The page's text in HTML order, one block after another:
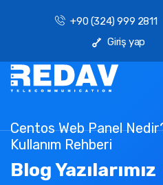
+90 (324) 999 2811
Giriş yap
Centos Web Panel
Kullanım Rehberi
Blog Yazılarımız